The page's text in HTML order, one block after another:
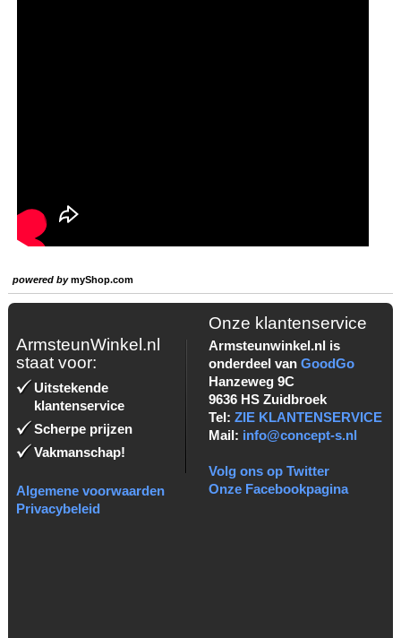
powered bymyShop.com
ArmsteunWinkel.nl
staat voor:
Uitstekende
klantenservice
Scherpe prijzen
Vakmanschap!
Algemene voorwaarden
Privacybeleid
Onze klantenservice
Armsteunwinkel.nl is
onderdeel van GoodGo
Hanzeweg 9C
9636 HS Zuidbroek
Tel: ZIE KLANTENSERVICE
Mail: info@concept-s.nl
Volg ons op Twitter
Onze Facebookpagina